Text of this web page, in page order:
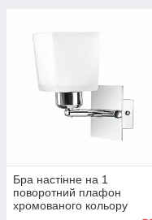
Бра настінне на 1
поворотний плафон
хромованого кольору